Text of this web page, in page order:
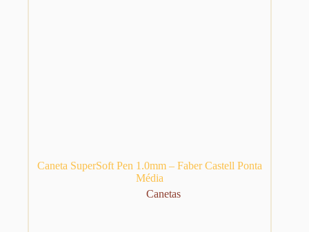
Caneta SuperSoft Pen 1.0mm – Faber Castell Ponta
Média
Canetas